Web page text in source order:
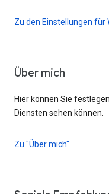
Zu den Einstellungen für
Über mich
Hier können Sie
Diensten sehen können.
Zu "Über mich"